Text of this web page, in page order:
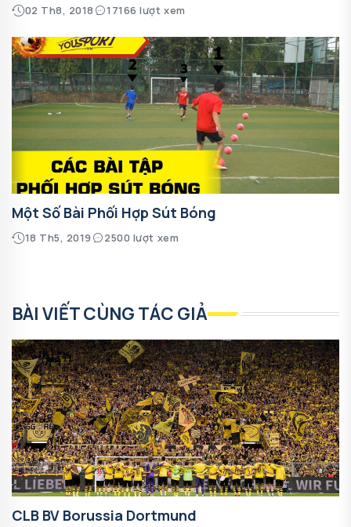
02 Th8, 2018 17166 lượt xem
Một Số Bài Phối Hợp Sút Bóng
18 Th5, 2019 2500 lượt xem
BÀI VIẾT CÙNG TÁC GIẢ
CLB BV Borussia Dortmund